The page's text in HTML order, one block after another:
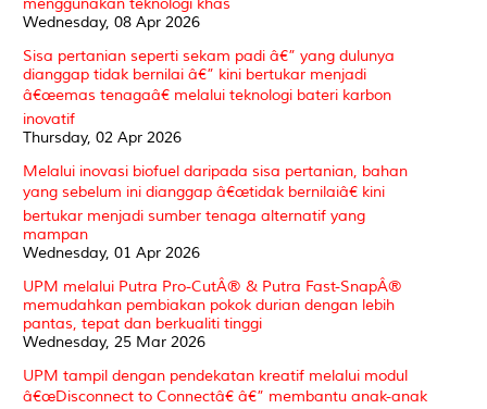
Wednesday, 08 Apr 2026
Sisa pertanian seperti sekam padi â€” yang dulunya
dianggap tidak bernilai â€” kini bertukar menjadi
â€œemas tenagaâ€ melalui teknologi bateri karbon
inovatif
Thursday, 02 Apr 2026
Melalui inovasi biofuel daripada sisa pertanian, bahan
yang sebelum ini dianggap â€œtidak bernilaiâ€ kini
bertukar menjadi sumber tenaga alternatif yang
mampan
Wednesday, 01 Apr 2026
UPM melalui Putra Pro-CutÂ® & Putra Fast-SnapÂ®
memudahkan pembiakan pokok durian dengan lebih
pantas, tepat dan berkualiti tinggi
Wednesday, 25 Mar 2026
UPM tampil dengan pendekatan kreatif melalui modul
â€œDisconnect to Connectâ€ â€” membantu anak-anak